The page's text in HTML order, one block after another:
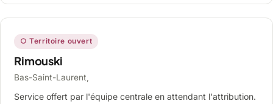
○ Territoire ouvert
Rimouski
Bas-Saint-Laurent,
Service offert par l'équipe centrale en attendant l'attribution.